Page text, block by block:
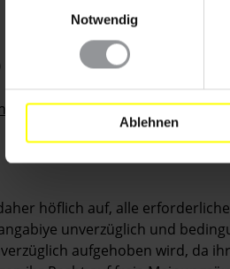
Notwendig
Ablehnen
höflich auf, alle
unverzüglich und
aufgehoben wird, da